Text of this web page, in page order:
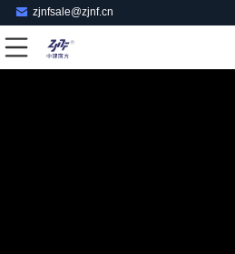
zjnfsale@zjnf.cn